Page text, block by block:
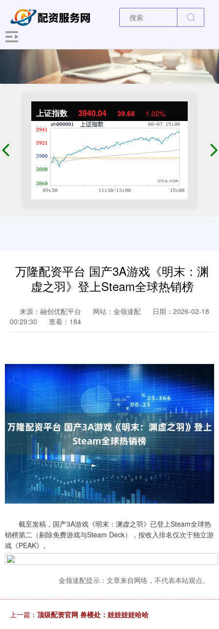
上证指数 3940.04 39.68 1.02%
万隆配资平台 国产3A游戏《明末：渊
虚之羽》登上Steam全球热销榜
来源：融创优配平台 网站：金领速配
日期：2026-02-18
00:29:30
查看：184
截至发稿，国产3A游戏《明末：渊虚之羽》已登上Steam全球热
销榜第二（剔除免费游戏与Steam Deck），按收入排名仅次于独立游
戏《PEAK》。
金领速配提示：文章来自网络，不代表本站观点。
上一篇： 顶级配资官网 兽楼处：娃娃娃娃哈哈